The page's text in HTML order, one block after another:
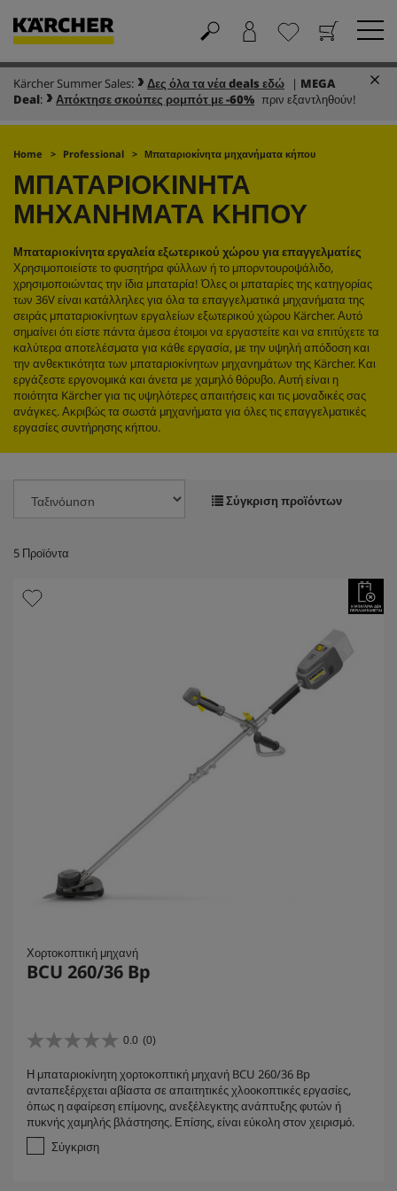
Καλάθι
Αγαπημένα
Kärcher Summer Sales: Δες όλα τα νέα deals εδώ | MEGA
Deal: Απόκτησε σκούπες ρομπότ με -60% πριν εξαντληθούν!
Home Professional Μπαταριοκίνητα μηχανήματα κήπου
ΜΠΑΤΑΡΙΟΚΊΝΗΤΑ
ΜΗΧΑΝΉΜΑΤΑ ΚΉΠΟΥ
Μπαταριοκίνητα εργαλεία εξωτερικού χώρου για επαγγελματίες
Χρησιμοποιείστε το φυσητήρα φύλλων ή το μπορντουροψάλιδο,
χρησιμοποιώντας την ίδια μπαταρία! Όλες οι μπαταρίες της κατηγορίας
των 36V είναι κατάλληλες για όλα τα επαγγελματικά μηχανήματα της
σειράς μπαταριοκίνητων εργαλείων εξωτερικού χώρου Kärcher. Αυτό
σημαίνει ότι είστε πάντα άμεσα έτοιμοι να εργαστείτε και να επιτύχετε τα
καλύτερα αποτελέσματα για κάθε εργασία, με την υψηλή απόδοση και
την ανθεκτικότητα των μπαταριοκίνητων μηχανημάτων της Kärcher. Και
εργάζεστε εργονομικά και άνετα με χαμηλό θόρυβο. Αυτή είναι η
ποιότητα Kärcher για τις υψηλότερες απαιτήσεις και τις μοναδικές σας
ανάγκες. Ακριβώς τα σωστά μηχανήματα για όλες τις επαγγελματικές
εργασίες συντήρησης κήπου.
Σύγκριση προϊόντων
5 Προϊόντα
Χορτοκοπτική μηχανή
BCU 260/36 Bp
0.0 (0)
0
0
α
π
ό
α
Η μπαταριοκίνητη χορτοκοπτική μηχανή BCU 260/36 Bp
ανταπεξέρχεται αβίαστα σε απαιτητικές χλοοκοπτικές εργασίες,
όπως η αφαίρεση επίμονης, ανεξέλεγκτης ανάπτυξης φυτών ή
πυκνής χαμηλής βλάστησης. Επίσης, είναι εύκολη στον χειρισμό.
Σύγκριση